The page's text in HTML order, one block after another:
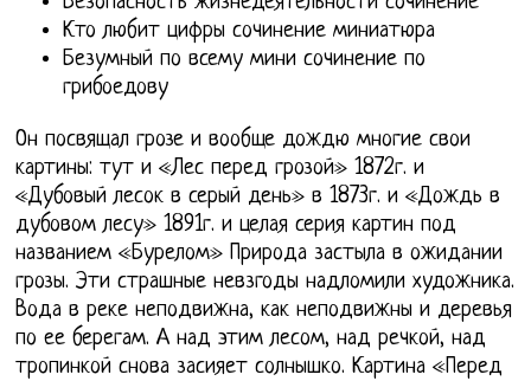
Кто любит цифры сочинение миниатюра
Безумный по всему мини сочинение по
грибоедову
Он посвящал грозе и вообще дождю многие свои
картины: тут и «Лес перед грозой» 1872г. и
«Дубовый лесок в серый день» в 1873г. и «Дождь в
дубовом лесу» 1891г. и целая серия картин под
названием «Бурелом» Природа застыла в ожидании
грозы. Эти страшные невзгоды надломили художника.
Вода в реке неподвижна, как неподвижны и деревья
по ее берегам. А над этим лесом, над речкой, над
тропинкой снова засияет солнышко. Картина «Перед